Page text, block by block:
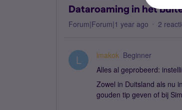
Dataroaming in het
Forum|Forum|1 year ago 2
L lmakok Beginner
Alles al geprobeerd:
Zowel in Duitsland als nu
gouden tip geven of bij